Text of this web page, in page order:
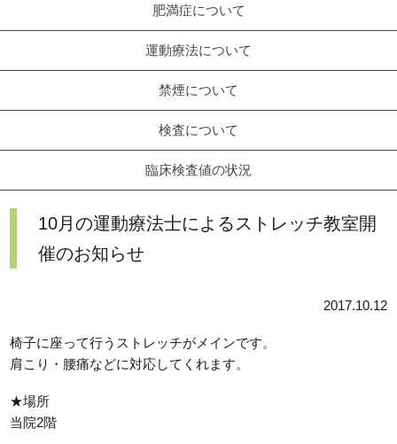
肥満症について
運動療法について
禁煙について
検査について
臨床検査値の状況
10月の運動療法士によるストレッチ教室開
催のお知らせ
2017.10.12
椅子に座って行うストレッチがメインです。
肩こり・腰痛などに対応してくれます。
★場所
当院2階